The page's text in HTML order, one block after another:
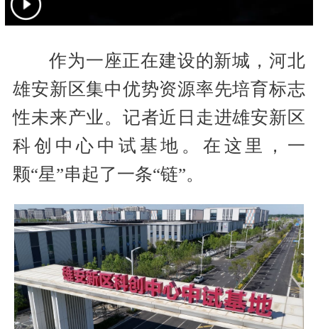
作为一座正在建设的新城，河北
雄安新区集中优势资源率先培育标志
性未来产业。记者近日走进雄安新区
科创中心中试基地。在这里，一
颗“星”串起了一条“链”。